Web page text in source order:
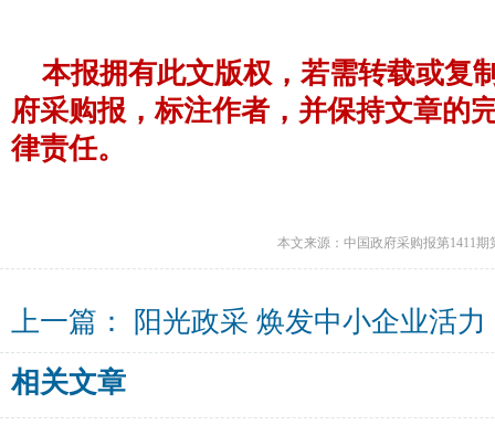
本报拥有此文版权，若需转载或复
府采购报，标注作者，并保持文章的
律责任。
本文来源：中国政府采购报第1411
上一篇：
阳光政采 焕发中小企业活力
相关文章